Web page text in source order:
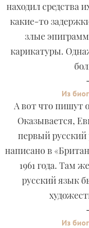
находил средства
какие-то
злые
карикатуры.
Из
А вот что пишут о
Оказывается,
первый русский
написано в
1961 года. Там
русский язык
Из